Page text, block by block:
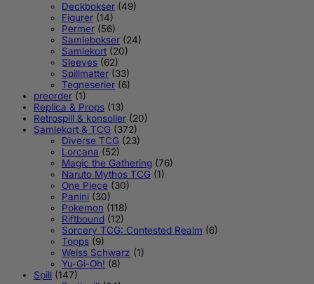
Deckbokser (49)
Figurer (14)
Permer (56)
Samlebokser (24)
Samlekort (20)
Sleeves (62)
Spillmatter (33)
Tegneserier (6)
preorder (1)
Replica & Props (13)
Retrospill & konsoller (20)
Samlekort & TCG (372)
Diverse TCG (23)
Lorcana (52)
Magic the Gathering (76)
Naruto Mythos TCG (1)
One Piece (30)
Panini (30)
Pokemon (118)
Riftbound (12)
Sorcery TCG: Contested Realm (6)
Topps (9)
Weiss Schwarz (1)
Yu-Gi-Oh! (8)
Spill (147)